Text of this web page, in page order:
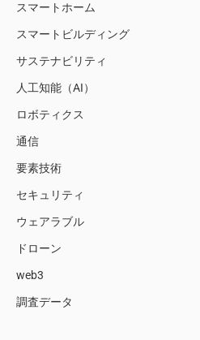
スマートホーム
スマートビルディング
サステナビリティ
人工知能（AI）
ロボティクス
通信
要素技術
セキュリティ
ウェアラブル
ドローン
web3
調査データ